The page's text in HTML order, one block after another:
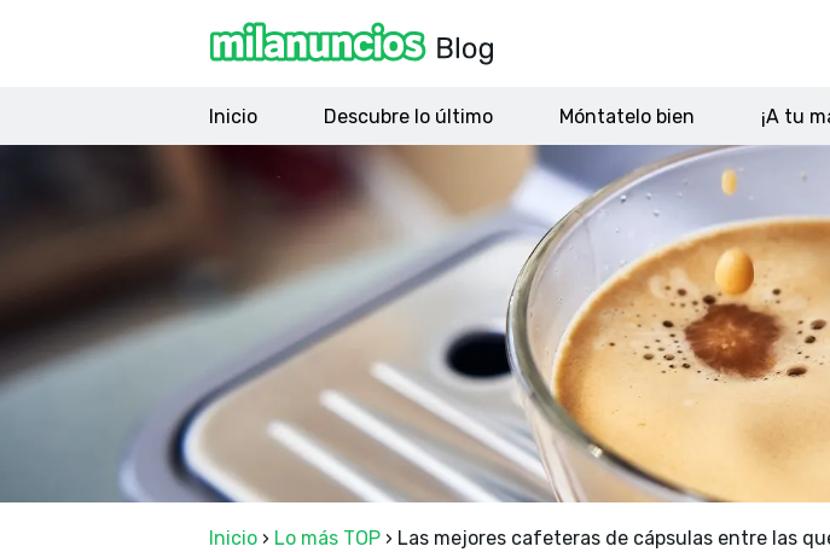
Inicio Descubre lo último Móntatelo bien ¡A tu
Inicio › Lo más TOP › Las mejores cafeteras de cápsulas entre las